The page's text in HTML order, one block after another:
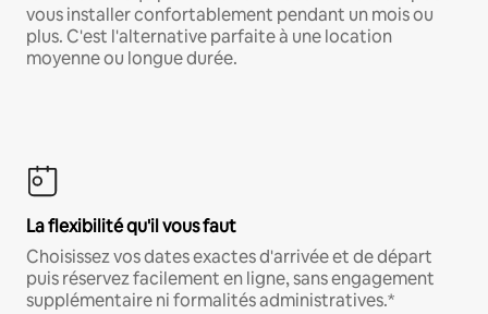
vous installer confortablement pendant un mois ou
plus. C'est l'alternative parfaite à une location
moyenne ou longue durée.
La flexibilité qu'il vous faut
Choisissez vos dates exactes d'arrivée et de départ
puis réservez facilement en ligne, sans engagement
supplémentaire ni formalités administratives.*